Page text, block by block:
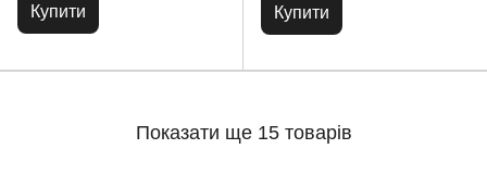
Купити Купити
Показати ще 15 товарів